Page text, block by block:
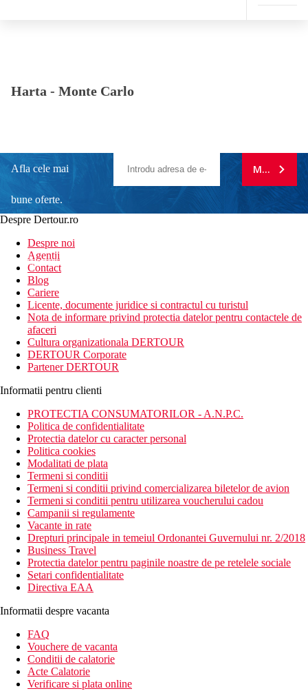
Harta - Monte Carlo
Afla cele mai
bune oferte.
newsletter!
MA
Despre Dertour.ro
Despre noi
Agentii
Contact
Blog
Cariere
Licente, documente juridice si contractul cu turistul
Nota de informare privind protectia datelor pentru contactele de
afaceri
Cultura organizationala DERTOUR
DERTOUR Corporate
Partener DERTOUR
Informatii pentru clienti
PROTECTIA CONSUMATORILOR - A.N.P.C.
Politica de confidentialitate
Protectia datelor cu caracter personal
Politica cookies
Modalitati de plata
Termeni si conditii
Termeni si conditii privind comercializarea biletelor de avion
Termeni si conditii pentru utilizarea voucherului cadou
Campanii si regulamente
Vacante in rate
Drepturi principale in temeiul Ordonantei Guvernului nr. 2/2018
Business Travel
Protectia datelor pentru paginile noastre de pe retelele sociale
Setari confidentialitate
Directiva EAA
Informatii despre vacanta
FAQ
Vouchere de vacanta
Conditii de calatorie
Acte Calatorie
Verificare si plata online